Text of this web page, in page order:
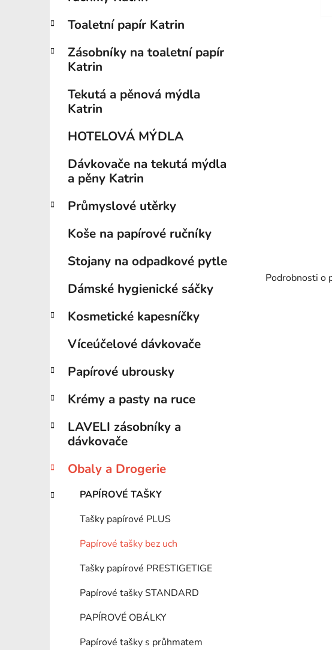
p
n
Toaletní papír Katrin
Zásobníky na toaletní papír
Katrin
Tekutá a pěnová mýdla
Katrin
HOTELOVÁ MÝDLA
Dávkovače na tekutá mýdla
a pěny Katrin
Průmyslové utěrky
Koše na papírové ručníky
Stojany na odpadkové pytle
Dámské hygienické sáčky
Kosmetické kapesníčky
Víceúčelové dávkovače
Papírové ubrousky
Krémy a pasty na ruce
LAVELI zásobníky a
dávkovače
Obaly a Drogerie
PAPÍROVÉ TAŠKY
Tašky papírové PLUS
Papírové tašky bez uch
Tašky papírové PRESTIGETIGE
Papírové tašky STANDARD
PAPÍROVÉ OBÁLKY
Papírové tašky s průhmatem
Podrobnosti o